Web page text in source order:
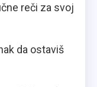
reči za svoj
da ostaviš